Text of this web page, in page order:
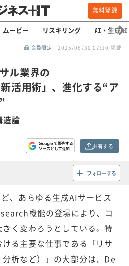
無料登録
ムービー リスキリング AI・生成AI
会員限定 2025/06/30 07:10 掲載
ル業界の
新活用術」、進化する“ア
造論
共有する
フォローする
、あらゆる生成AIサービス
機能の登場により、コ
く変わろうとしている。特
る主要な仕事である「リサ
析など）」の大部分は、De